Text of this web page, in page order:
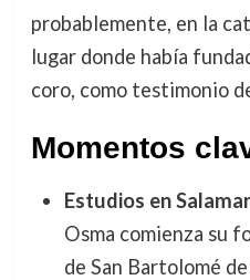
probablemente, en la
lugar donde había
coro, como testimonio
Momentos
Estudios en
Osma comienza su
de San Bartolomé